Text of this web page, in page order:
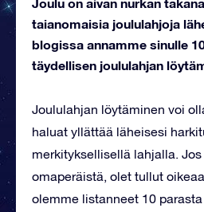
taianomaisia joululahjoja
blogissa annamme sinulle
täydellisen joululahjan
Joululahjan löytäminen voi
haluat yllättää läheisesi
merkityksellisellä lahjalla.
omaperäistä, olet tullut
olemme listanneet 10